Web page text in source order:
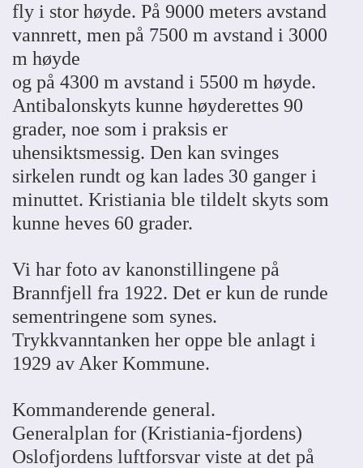
fly i stor høyde. På 9000 meters avstand
vannrett, men på 7500 m avstand i 3000
m høyde
og på 4300 m avstand i 5500 m høyde.
Antibalonskyts kunne høyderettes 90
grader, noe som i praksis er
uhensiktsmessig. Den kan svinges
sirkelen rundt og kan lades 30 ganger i
minuttet. Kristiania ble tildelt skyts som
kunne heves 60 grader.
Vi har foto av kanonstillingene på
Brannfjell fra 1922. Det er kun de runde
sementringene som synes.
Trykkvanntanken her oppe ble anlagt i
1929 av Aker Kommune.
Kommanderende general.
Generalplan for (Kristiania-fjordens)
Oslofjordens luftforsvar viste at det på